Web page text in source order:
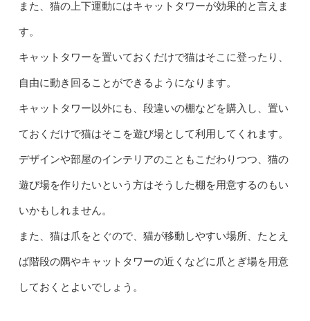
また、猫の上下運動にはキャットタワーが効果的と言えま
す。
キャットタワーを置いておくだけで猫はそこに登ったり、
自由に動き回ることができるようになります。
キャットタワー以外にも、段違いの棚などを購入し、置い
ておくだけで猫はそこを遊び場として利用してくれます。
デザインや部屋のインテリアのこともこだわりつつ、猫の
遊び場を作りたいという方はそうした棚を用意するのもい
いかもしれません。
また、猫は爪をとぐので、猫が移動しやすい場所、たとえ
ば階段の隅やキャットタワーの近くなどに爪とぎ場を用意
しておくとよいでしょう。